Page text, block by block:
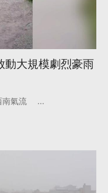
動大規模劇烈豪雨
南氣流 ...